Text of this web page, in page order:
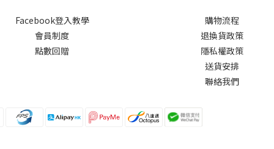
Facebook登入教學
會員制度
點數回贈
購物流程
退換貨政策
隱私權政策
送貨安排
聯絡我們